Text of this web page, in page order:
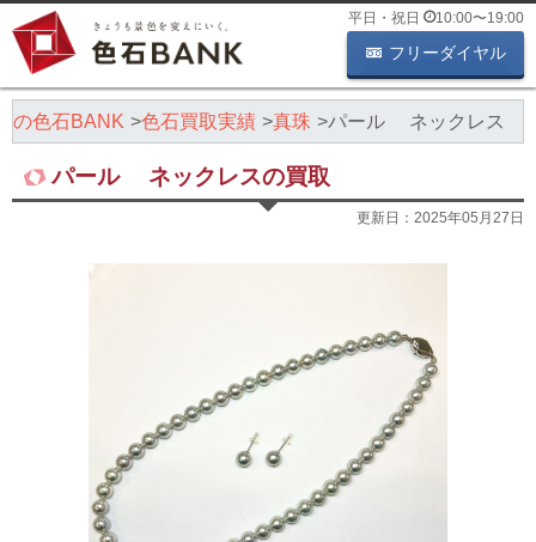
平日・祝日 10:00〜19:00
フリーダイヤル
の色石BANK 色石買取実績 真珠 パール ネックレス
パール ネックレスの買取
更新日： 2025年05月27日